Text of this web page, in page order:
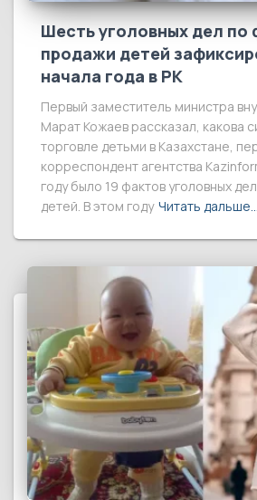
Шесть уголовных дел по
продажи детей
начала года в РК
Первый заместитель министра
Марат Кожаев рассказал, какова
торговле детьми в Казахстане,
корреспондент агентства
году было 19 фактов уголовных
детей. В этом году Читать дальше…